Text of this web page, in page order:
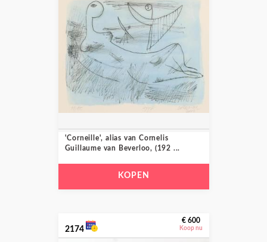
'Corneille', alias van Cornelis
Guillaume van Beverloo, (192 ...
KOPEN
2174
€ 600
Koop nu